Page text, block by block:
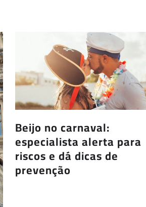
Beijo no carnaval:
especialista alerta para
riscos e dá dicas de
prevenção